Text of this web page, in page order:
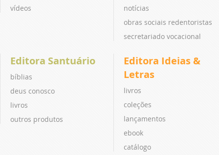
vídeos
notícias
obras sociais redentoristas
secretariado vocacional
Editora Santuário
bíblias
deus conosco
livros
outros produtos
Editora Ideias &
Letras
livros
coleções
lançamentos
ebook
catálogo